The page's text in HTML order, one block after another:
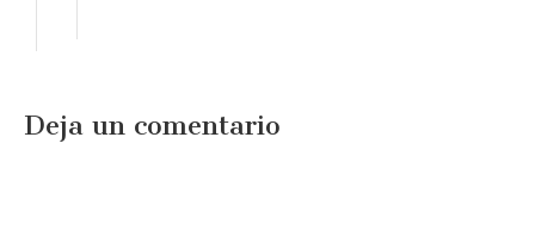
Deja un comentario